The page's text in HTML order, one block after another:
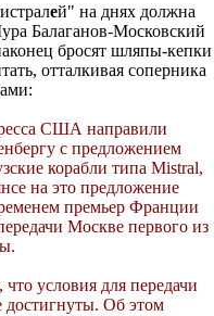
ей" на днях должна
Балаганов-Московский
бросят шляпы-кепки
отталкивая соперника
США направили
с предложением
корабли типа Mistral,
на это предложение
премьер Франции
Москве первого из
условия для передачи
достигнуты. Об этом